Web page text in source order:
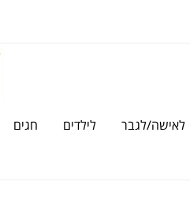
לאישה/לגבר לילדים חגים